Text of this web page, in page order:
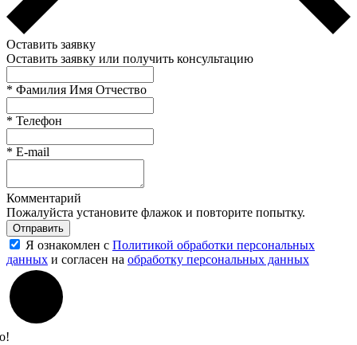
Оставить заявку
Оставить заявку или получить консультацию
* Фамилия Имя Отчество
* Телефон
* E-mail
Комментарий
Пожалуйста установите флажок и повторите попытку.
Отправить
Я ознакомлен с Политикой обработки персональных
данных и согласен на обработку персональных данных